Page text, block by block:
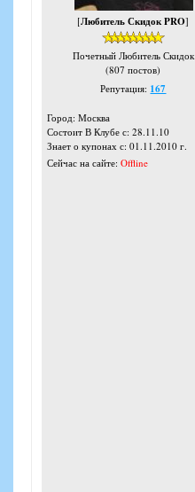
[Любитель Скидок PRO]
Почетный Любитель Скидок
(807 постов)
Репутация: 167
Город: Москва
Состоит В Клубе с: 28.11.10
Знает о купонах с: 01.11.2010 г.
Сейчас на сайте: Offline